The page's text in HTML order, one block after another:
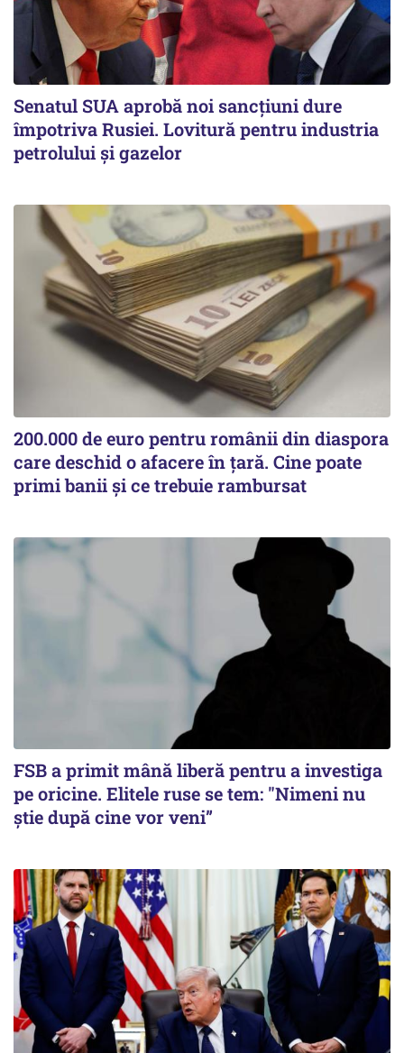
Senatul SUA aprobă noi sancțiuni dure
împotriva Rusiei. Lovitură pentru industria
petrolului și gazelor
200.000 de euro pentru românii din diaspora
care deschid o afacere în țară. Cine poate
primi banii și ce trebuie rambursat
FSB a primit mână liberă pentru a investiga
pe oricine. Elitele ruse se tem: "Nimeni nu
știe după cine vor veni”